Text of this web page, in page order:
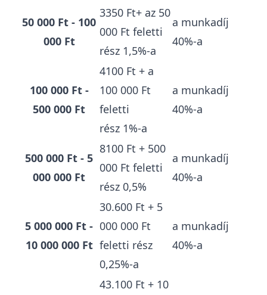
50 000 Ft - 100
000 Ft
3350 Ft+ az 50
000 Ft feletti
rész 1,5%-a
a munkadíj
40%-a
100 000 Ft -
500 000 Ft
4100 Ft + a
100 000 Ft
feletti
rész 1%-a
a munkadíj
40%-a
500 000 Ft - 5
000 000 Ft
8100 Ft + 500
000 Ft feletti
rész 0,5%
a munkadíj
40%-a
5 000 000 Ft -
10 000 000 Ft
30.600 Ft + 5
000 000 Ft
feletti rész
0,25%-a
a munkadíj
40%-a
43.100 Ft + 10